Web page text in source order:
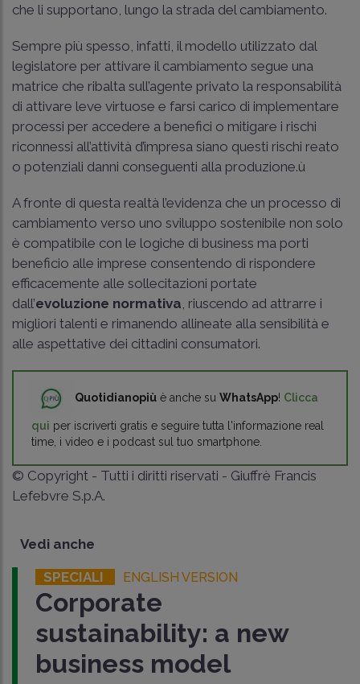
che li supportano, lungo la strada del cambiamento.
Sempre più spesso, infatti, il modello utilizzato dal
legislatore per attivare il cambiamento segue una
matrice che ribalta sull’agente privato la responsabilità
di attivare leve virtuose e farsi carico di implementare
processi per accedere a benefici o mitigare i rischi
riconnessi all’attività d’impresa siano questi rischi reato
o potenziali danni conseguenti alla produzione.ù
A fronte di questa realtà l’evidenza che un processo di
cambiamento verso uno sviluppo sostenibile non solo
è compatibile con le logiche di business ma porti
beneficio alle imprese consentendo di rispondere
efficacemente alle sollecitazioni portate
dall’evoluzione normativa , riuscendo ad attrarre i
migliori talenti e rimanendo allineate alla sensibilità e
alle aspettative dei cittadini consumatori.
Quotidianopiù è anche su WhatsApp! Clicca
qui per iscriverti gratis e seguire tutta l'informazione real
time, i video e i podcast sul tuo smartphone.
© Copyright - Tutti i diritti riservati - Giuffrè Francis
Lefebvre S.p.A.
Vedi anche
SPECIALI ENGLISH VERSION
Corporate
sustainability: a new
business model